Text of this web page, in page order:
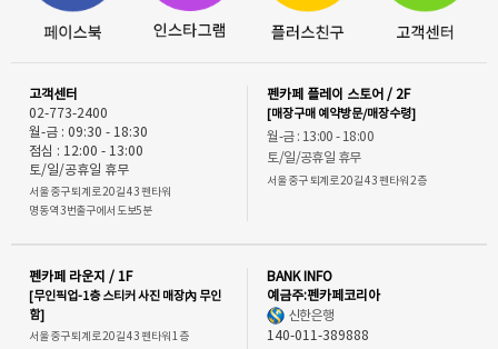
고객센터
02-773-2400
월-금 : 09:30 - 18:30
점심 : 12:00 - 13:00
토/일/공휴일 휴무
서울 중구 퇴계로 20길 43 펜타워
명동역 3번출구에서 도보5분
펜카페 플레이 스토어 / 2F
[매장구매 예약방문/매장수령]
월-금 : 13:00 - 18:00
토/일/공휴일 휴무
서울 중구 퇴계로 20길 43 펜타워 2층
펜카페 라운지 / 1F
[무인픽업-1층 스티커 사진 매장內 무인
함]
서울 중구 퇴계로 20길 43 펜타워 1층
BANK INFO
예금주:펜카페코리아
신한은행
140-011-389888